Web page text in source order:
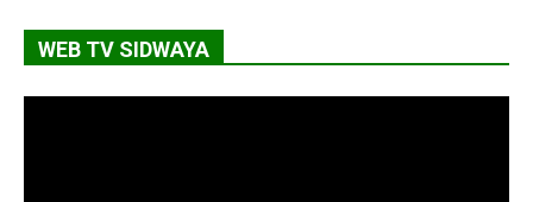
WEB TV SIDWAYA